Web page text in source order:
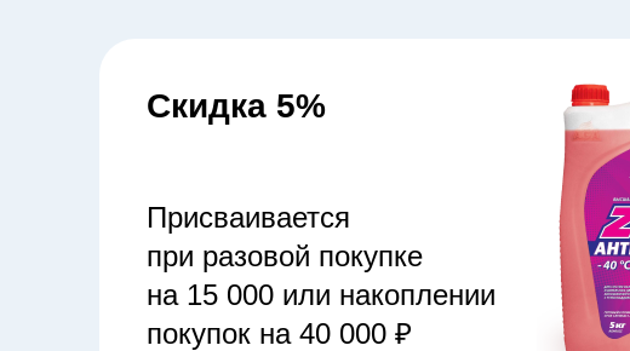
Скидка 5%
Присваивается
при разовой покупке
на 15 000 или накоплении
покупок на 40 000 ₽